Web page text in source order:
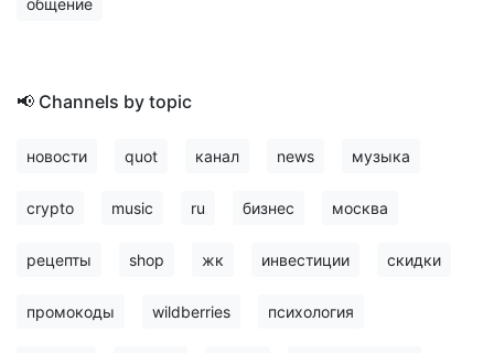
общение
📢 Channels by topic
новости quot канал news музыка
crypto music ru бизнес москва
рецепты shop жк инвестиции скидки
промокоды wildberries психология